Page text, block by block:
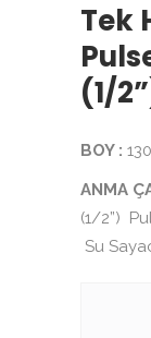
Tek
(1/
BOY :
ANMA
(1/2”)
Su